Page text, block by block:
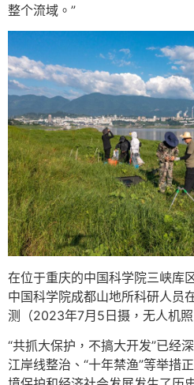
整个流域。”
在位于重庆的中国科学院三峡库
中国科学院成都山地所科研人员
测（2023年7月5日摄，无人机
“共抓大保护，不搞大开发”已经
江岸线整治、“十年禁渔”等举措